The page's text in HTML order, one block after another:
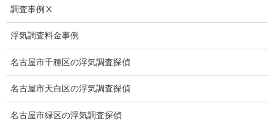
探偵愛知県
愛知調査
盗聴調査名古屋
不倫名古屋愛知
探偵愛知
調査事例Ⅹ
浮気調査料金事例
名古屋市千種区の浮気調査探偵
名古屋市天白区の浮気調査探偵
名古屋市緑区の浮気調査探偵